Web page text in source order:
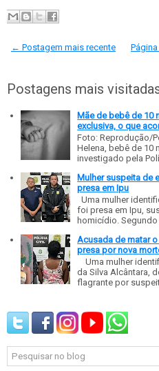
← Postagem mais recente
Postagens mais
Mãe de bebê de 10
exclusiva, o que
Foto: Reprodução/
Helena, bebê de 10
investigado pela
Mulher suspeita de
presa em Ipu
Uma mulher
foi presa em Ipu,
homicídio.
Acusada de matar
presa por nova
Uma mulher
da Silva Alcântara,
flagrante por